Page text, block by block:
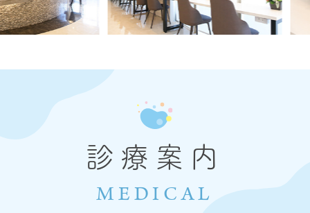
診療案内
MEDICAL